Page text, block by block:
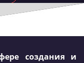
создания и